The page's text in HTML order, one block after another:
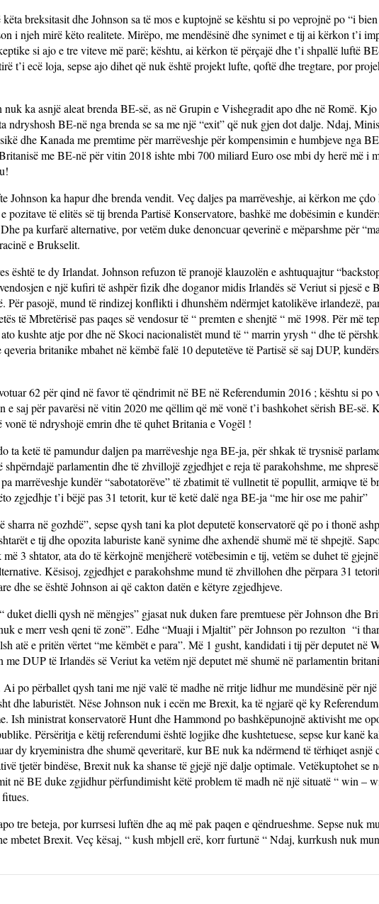
breksitasit dhe Johnson sa të mos e kuptojnë se kështu si po veprojnë po “i
i njeh mirë këto realitete. Mirëpo, me mendësinë dhe synimet e tij ai kërkon t’i
si ajo e tre viteve më parë; kështu, ai kërkon të përçajë dhe t’i shpallë luftë
t’i ecë loja, sepse ajo dihet që nuk është projekt lufte, qoftë dhe tregtare, por
nuk ka asnjë aleat brenda BE-së, as në Grupin e Vishegradit apo dhe në Romë.
ndryshosh BE-në nga brenda se sa me një “exit” që nuk gjen dot dalje. Ndaj,
dhe Kanada me premtime për marrëveshje për kompensimin e humbjeve nga
me BE-në për vitin 2018 ishte mbi 700 miliard Euro ose mbi dy herë më i
Johnson ka hapur dhe brenda vendit. Veç daljes pa marrëveshje, ai kërkon me
të elitës së tij brenda Partisë Konservatore, bashkë me dobësimin e
pa kurfarë alternative, por vetëm duke denoncuar qeverinë e mëparshme për
e Brukselit.
është te dy Irlandat. Johnson refuzon të pranojë klauzolën e ashtuquajtur
e një kufiri të ashpër fizik dhe doganor midis Irlandës së Veriut si pjesë e
Për pasojë, mund të rindizej konflikti i dhunshëm ndërmjet katolikëve irlandezë,
të Mbretërisë pas paqes së vendosur të “ premten e shenjtë “ më 1998. Për më
kushte atje por dhe në Skoci nacionalistët mund të “ marrin yrysh “ dhe të
britanike mbahet në këmbë falë 10 deputetëve të Partisë së saj DUP,
62 për qind në favor të qëndrimit në BE në Referendumin 2016 ; kështu si po
e saj për pavarësi në vitin 2020 me qëllim që më vonë t’i bashkohet sërish BE-së.
të ndryshojë emrin dhe të quhet Britania e Vogël !
ta ketë të pamundur daljen pa marrëveshje nga BE-ja, për shkak të trysnisë
parlamentin dhe të zhvillojë zgjedhjet e reja të parakohshme, me
marrëveshje kundër “sabotatorëve” të zbatimit të vullnetit të popullit, armiqve të
zgjedhje t’i bëjë pas 31 tetorit, kur të ketë dalë nga BE-ja “me hir ose me pahir”
sharra në gozhdë”, sepse qysh tani ka plot deputetë konservatorë që po i thonë
e tij dhe opozita laburiste kanë synime dhe axhendë shumë më të shpejtë.
3 shtator, ata do të kërkojnë menjëherë votëbesimin e tij, vetëm se duhet të
Kësisoj, zgjedhjet e parakohshme mund të zhvillohen dhe përpara 31
dhe se është Johnson ai që cakton datën e këtyre zgjedhjeve.
duket dielli qysh në mëngjes” gjasat nuk duken fare premtuese për Johnson dhe
e merr vesh qeni të zonë”. Edhe “Muaji i Mjaltit” për Johnson po rezulton “i
atë e pritën vërtet “me këmbët e para”. Më 1 gusht, kandidati i tij për deputet në
me DUP të Irlandës së Veriut ka vetëm një deputet më shumë në parlamentin
po përballet qysh tani me një valë të madhe në rritje lidhur me mundësinë për
dhe laburistët. Nëse Johnson nuk i ecën me Brexit, ka të ngjarë që ky
Ish ministrat konservatorë Hunt dhe Hammond po bashkëpunojnë aktivisht me
Përsëritja e këtij referendumi është logjike dhe kushtetuese, sepse kur kanë
dy kryeministra dhe shumë qeveritarë, kur BE nuk ka ndërmend të tërhiqet asnjë
tjetër bindëse, Brexit nuk ka shanse të gjejë një dalje optimale. Vetëkuptohet se
në BE duke zgjidhur përfundimisht këtë problem të madh në një situatë “ win –
tre beteja, por kurrsesi luftën dhe aq më pak paqen e qëndrueshme. Sepse nuk
mbetet Brexit. Veç kësaj, “ kush mbjell erë, korr furtunë “ Ndaj, kurrkush nuk